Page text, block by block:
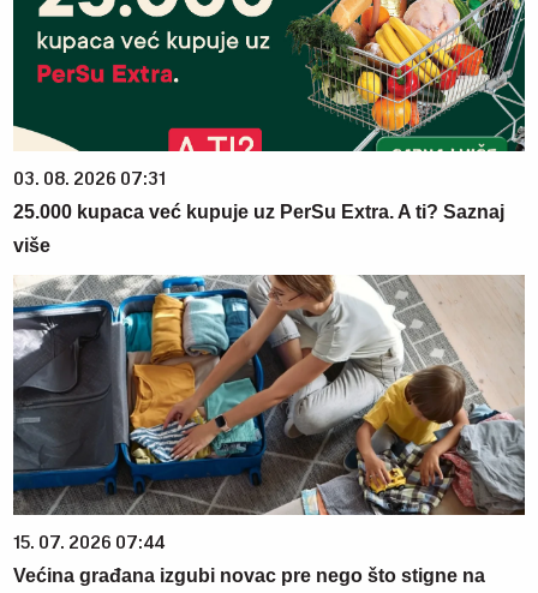
03. 08. 2026 07:31
25.000 kupaca već kupuje uz PerSu Extra. A ti? Saznaj
više
15. 07. 2026 07:44
Većina građana izgubi novac pre nego što stigne na